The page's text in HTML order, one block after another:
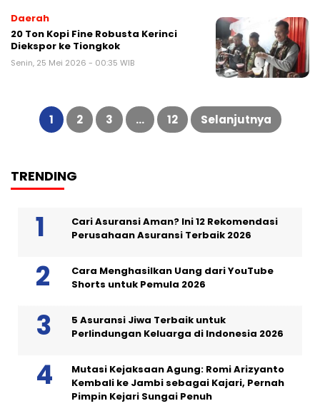
Daerah
20 Ton Kopi Fine Robusta Kerinci
Diekspor ke Tiongkok
Senin, 25 Mei 2026 - 00:35 WIB
Paginasi
pos
1 2 3 … 12 Selanjutnya
TRENDING
Cari Asuransi Aman? Ini 12 Rekomendasi
Perusahaan Asuransi Terbaik 2026
Cara Menghasilkan Uang dari YouTube
Shorts untuk Pemula 2026
5 Asuransi Jiwa Terbaik untuk
Perlindungan Keluarga di Indonesia 2026
Mutasi Kejaksaan Agung: Romi Arizyanto
Kembali ke Jambi sebagai Kajari, Pernah
Pimpin Kejari Sungai Penuh